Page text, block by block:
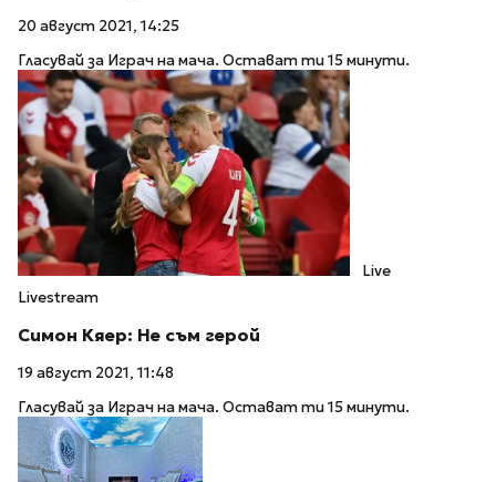
20 август 2021, 14:25
Гласувай за Играч на мача. Остават ти 15 минути.
Live
Livestream
Симон Кяер: Не съм герой
19 август 2021, 11:48
Гласувай за Играч на мача. Остават ти 15 минути.